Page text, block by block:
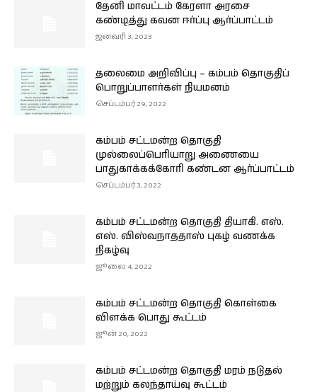
தேனி மாவட்டம் கேரளா அரசை
கண்டித்து கவன ஈர்ப்பு ஆர்ப்பாட்டம்
ஜனவரி 3, 2023
தலைமை அறிவிப்பு – கம்பம் தொகுதிப்
பொறுப்பாளர்கள் நியமனம்
செப்டம்பர் 29, 2022
கம்பம் சட்டமன்ற தொகுதி
முல்லைப்பெரியாறு அணையை
பாதுகாக்கக்கோரி கண்டன ஆர்ப்பாட்டம்
செப்டம்பர் 3, 2022
கம்பம் சட்டமன்ற தொகுதி தியாகி. எஸ்.
எஸ். விஸ்வநாததாஸ் புகழ் வணக்க
நிகழ்வு
ஜூலை 4, 2022
கம்பம் சட்டமன்ற தொகுதி கொள்கை
விளக்க பொது கூட்டம்
ஜூன் 20, 2022
கம்பம் சட்டமன்ற தொகுதி மரம் நடுதல்
மற்றும் கலந்தாய்வு கூட்டம்